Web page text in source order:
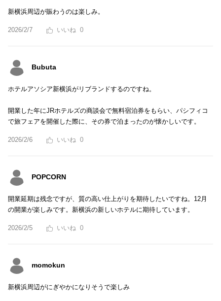
新横浜周辺が賑わうのは楽しみ。
2026/2/7 0
Bubuta
ホテルアソシア新横浜がリブランドするのですね。
開業した年にJRホテルズの商談会で無料宿泊券をもらい、パシフィコ
で旅フェアを開催した際に、その券で泊まったのが懐かしいです。
2026/2/6 0
POPCORN
開業延期は残念ですが、質の高い仕上がりを期待したいですね。12月
の開業が楽しみです。新横浜の新しいホテルに期待しています。
2026/2/5 0
momokun
新横浜周辺がにぎやかになりそうで楽しみ